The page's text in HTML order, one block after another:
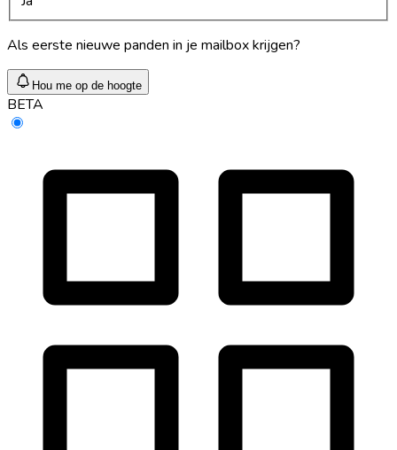
Als eerste nieuwe panden in je mailbox krijgen?
Hou me op de hoogte
BETA